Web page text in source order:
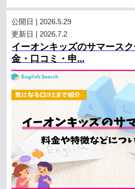
公開日 | 2026.5.29
更新日 | 2026.7.2
イーオンキッズのサマース
金・口コミ・申...